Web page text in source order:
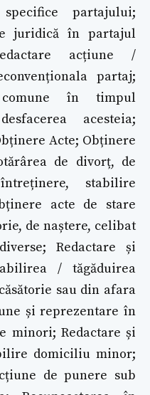
partajului;
juridică în partajul
acțiune /
partaj;
în timpul
acesteia;
Acte; Obținere
de divorț, de
stabilire
acte de stare
de naștere, celibat
Redactare și
/ tăgăduirea
sau din afara
și reprezentare în
minori; Redactare și
domiciliu minor;
de punere sub